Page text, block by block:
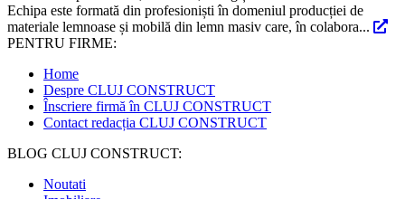
Echipa este formată din profesioniști în domeniul producției de
materiale lemnoase și mobilă din lemn masiv care, în colabora...
PENTRU FIRME:
Home
Despre CLUJ CONSTRUCT
Înscriere firmă în CLUJ CONSTRUCT
Contact redacția CLUJ CONSTRUCT
BLOG CLUJ CONSTRUCT:
Noutati